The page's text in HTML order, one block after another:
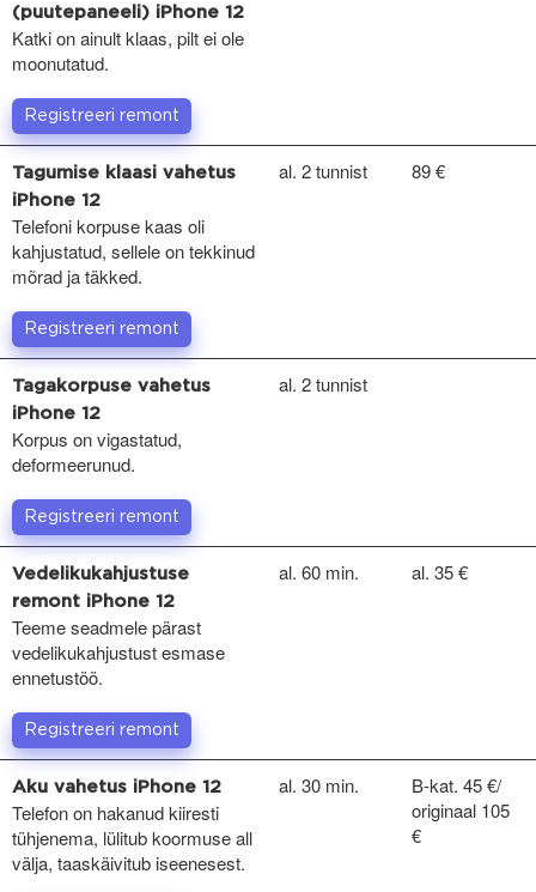
(puutepaneeli) iPhone 12
Katki on ainult klaas, pilt ei ole
moonutatud.
Registreeri remont
Tagumise klaasi vahetus
iPhone 12
Telefoni korpuse kaas oli
kahjustatud, sellele on tekkinud
mõrad ja täkked.
al. 2 tunnist 89 €
Registreeri remont
Tagakorpuse vahetus
iPhone 12
Korpus on vigastatud,
deformeerunud.
al. 2 tunnist
Registreeri remont
Vedelikukahjustuse
remont iPhone 12
Teeme seadmele pärast
vedelikukahjustust esmase
ennetustöö.
al. 60 min. al. 35 €
Registreeri remont
Aku vahetus iPhone 12
Telefon on hakanud kiiresti
tühjenema, lülitub koormuse all
välja, taaskäivitub iseenesest.
al. 30 min.
B-kat. 45 €/
originaal 105
€